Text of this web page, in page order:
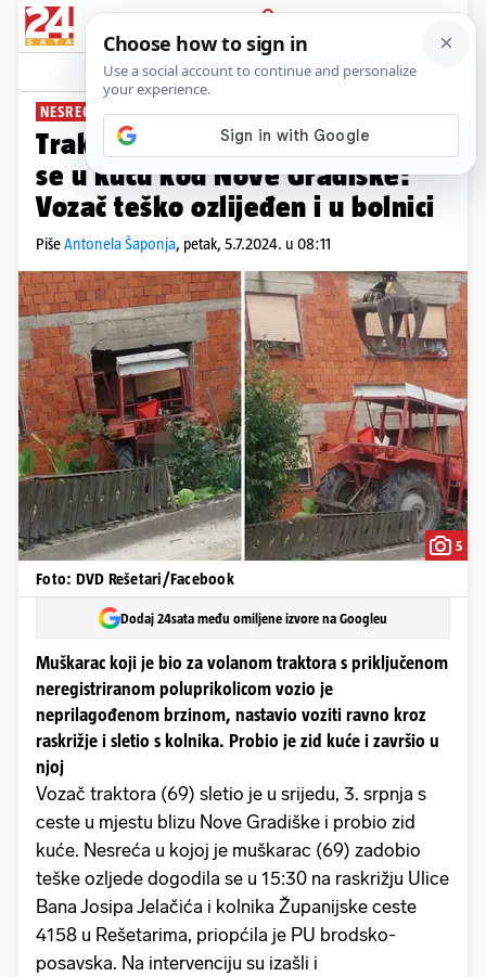
PRIJAVA
News Komentari
NESREĆA U REŠETARIMA
Traktorom sletio s ceste i zabio
se u kuću kod Nove Gradiške:
Vozač teško ozlijeđen i u bolnici
PišeAntonela Šaponja, petak, 5.7.2024. u 08:11
5
Foto: DVD Rešetari/Facebook
Dodaj 24sata među omiljene izvore na Googleu
Muškarac koji je bio za volanom traktora s priključenom
neregistriranom poluprikolicom vozio je
neprilagođenom brzinom, nastavio voziti ravno kroz
raskrižje i sletio s kolnika. Probio je zid kuće i završio u
njoj
Vozač traktora (69) sletio je u srijedu, 3. srpnja s
ceste u mjestu blizu Nove Gradiške i probio zid
kuće. Nesreća u kojoj je muškarac (69) zadobio
teške ozljede dogodila se u 15:30 na raskrižju Ulice
Bana Josipa Jelačića i kolnika Županijske ceste
4158 u Rešetarima, priopćila je PU brodsko-
posavska. Na intervenciju su izašli i